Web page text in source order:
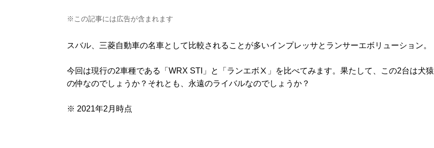
※この記事には広告が含まれます
スバル、三菱自動車の名車として比較されることが多いインプレッサとランサーエボリューション。
今回は現行の2車種である「WRX STI」と「ランエボⅩ」を比べてみます。果たして、この2台は犬猿
の仲なのでしょうか？それとも、永遠のライバルなのでしょうか？
※ 2021年2月時点